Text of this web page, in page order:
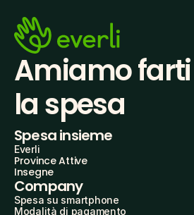
Amiamo farti
la spesa
Spesa insieme
Everli
Province Attive
Insegne
Company
Spesa su smartphone
Modalità di pagamento